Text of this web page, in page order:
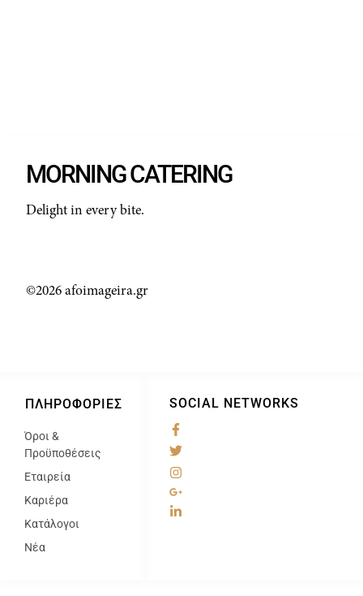
SOCIAL NETWORKS
ΠΛΗΡΟΦΟΡΊΕΣ
Όροι &
Προϋποθέσεις
Εταιρεία
Καριέρα
Κατάλογοι
Νέα
MORNING CATERING
Delight in every bite.
©2026 afoimageira.gr